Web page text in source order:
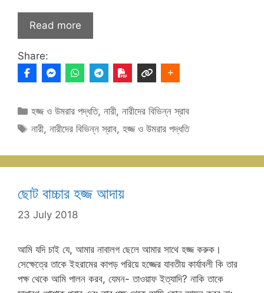
Read more
Share:
Categories
হজ্জ ও উমরার পদ্ধতি,নারী,নারীদের বিভিন্ন স্রাব
Tags
নারী,নারীদের বিভিন্ন স্রাব,হজ্জ ও উমরার পদ্ধতি
ছোট বাচ্চার হজ্জ আদায়
23 July 2018
আমি যদি চাই যে, আমার নাবালগ ছেলে আমার সাথে হজ্জ করুক।
সেক্ষেত্রে তাকে ইহরামের কাপড় পরিয়ে হজ্জের যাবতীয় কার্যাবলী কি তার
পক্ষ থেকে আমি পালন করব, যেমন- তাওয়াফ ইত্যাদি? নাকি তাকে